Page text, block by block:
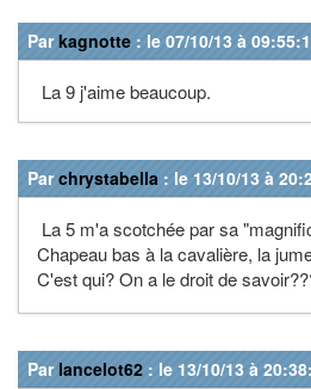
Parkagnotte : le 07/10/13 à
La 9 j'aime beaucoup.
Parchrystabella : le 13/10/13 à
La 5 m'a scotchée par sa
Chapeau bas à la cavalière, la
C'est qui? On a le droit de
Par lancelot62 : le 13/10/13 à